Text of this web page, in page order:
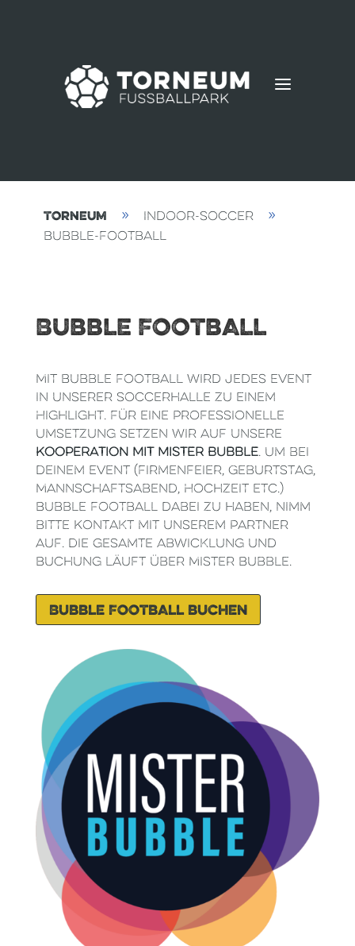
a
Torneum 9 Indoor-Soccer 9
Bubble-Football
Bubble Football
Mit Bubble Football wird jedes Event
in unserer Soccerhalle zu einem
Highlight. Für eine professionelle
Umsetzung setzen wir auf unsere
Kooperation mit Mister Bubble. Um bei
deinem Event (Firmenfeier, Geburtstag,
Mannschaftsabend, Hochzeit etc.)
Bubble Football dabei zu haben, nimm
bitte Kontakt mit unserem Partner
auf. Die gesamte Abwicklung und
Buchung läuft über Mister Bubble.
Bubble Football buchen